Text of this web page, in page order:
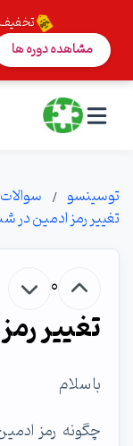
تخفیف
مشاهده دوره ها
توسینسو سوالات
تغییر رمز ادمین در
0
تغییر
با سلام